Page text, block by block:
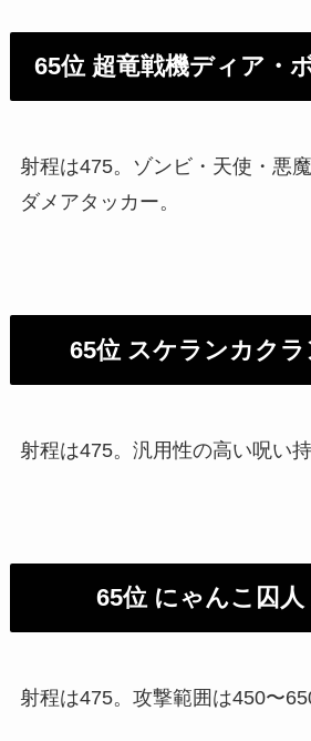
65位 超竜戦機ディア・
射程は475。ゾンビ・天使・悪
ダメアタッカー。
65位 スケランカクラ
射程は475。汎用性の高い呪い
65位 にゃんこ囚人
射程は475。攻撃範囲は450〜